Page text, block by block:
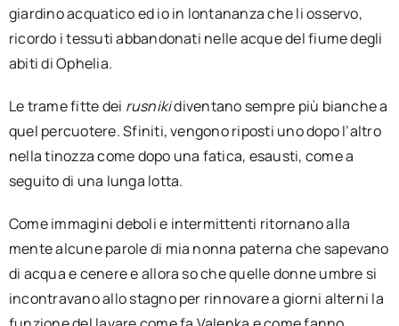
giardino acquatico ed io in lontananza che li osservo,
ricordo i tessuti abbandonati nelle acque del fiume degli
abiti di Ophelia.
Le trame fitte dei rusnikidiventano sempre più bianche a
quel percuotere. Sfiniti, vengono riposti uno dopo l’altro
nella tinozza come dopo una fatica, esausti, come a
seguito di una lunga lotta.
Come immagini deboli e intermittenti ritornano alla
mente alcune parole di mia nonna paterna che sapevano
di acqua e cenere e allora so che quelle donne umbre si
incontravano allo stagno per rinnovare a giorni alterni la